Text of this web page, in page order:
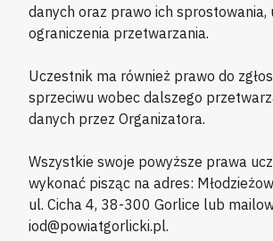
danych oraz prawo ich sprostowania,
ograniczenia przetwarzania.
Uczestnik ma również prawo do
sprzeciwu wobec dalszego
danych przez Organizatora.
Wszystkie swoje powyższe prawa
wykonać pisząc na adres:
ul. Cicha 4, 38-300 Gorlice lub
iod@powiatgorlicki.pl.